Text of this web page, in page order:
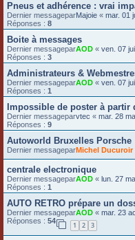
Pneus et adhérence : vrai
Dernier messageparMajoie « mar. 01
Réponses : 8
Boite à messages
Dernier messageparAOD « ven. 07
Réponses : 3
Administrateurs &
Dernier messageparAOD « ven. 07
Réponses : 1
Impossible de poster à partir
Dernier messageparvtec « mar. 28
Réponses : 9
Autoworld Bruxelles Porsche
Dernier messageparMichel Ducuroir
centrale electronique
Dernier messageparAOD « lun. 27
Réponses : 1
AUTO RETRO prépare un
Dernier messageparAOD « mar. 23
Réponses : 54
1 2 3